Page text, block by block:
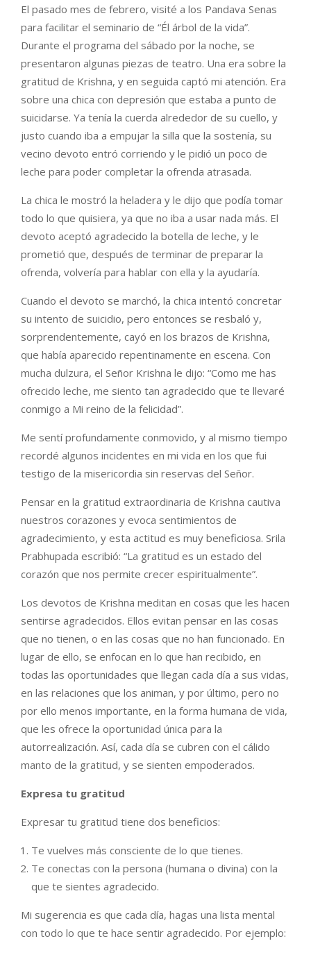
El pasado mes de febrero, visité a los Pandava Senas
para facilitar el seminario de “Él árbol de la vida”.
Durante el programa del sábado por la noche, se
presentaron algunas piezas de teatro. Una era sobre la
gratitud de Krishna, y en seguida captó mi atención. Era
sobre una chica con depresión que estaba a punto de
suicidarse. Ya tenía la cuerda alrededor de su cuello, y
justo cuando iba a empujar la silla que la sostenía, su
vecino devoto entró corriendo y le pidió un poco de
leche para poder completar la ofrenda atrasada.
La chica le mostró la heladera y le dijo que podía tomar
todo lo que quisiera, ya que no iba a usar nada más. El
devoto aceptó agradecido la botella de leche, y le
prometió que, después de terminar de preparar la
ofrenda, volvería para hablar con ella y la ayudaría.
Cuando el devoto se marchó, la chica intentó concretar
su intento de suicidio, pero entonces se resbaló y,
sorprendentemente, cayó en los brazos de Krishna,
que había aparecido repentinamente en escena. Con
mucha dulzura, el Señor Krishna le dijo: “Como me has
ofrecido leche, me siento tan agradecido que te llevaré
conmigo a Mi reino de la felicidad”.
Me sentí profundamente conmovido, y al mismo tiempo
recordé algunos incidentes en mi vida en los que fui
testigo de la misericordia sin reservas del Señor.
Pensar en la gratitud extraordinaria de Krishna cautiva
nuestros corazones y evoca sentimientos de
agradecimiento, y esta actitud es muy beneficiosa. Srila
Prabhupada escribió: “La gratitud es un estado del
corazón que nos permite crecer espiritualmente”.
Los devotos de Krishna meditan en cosas que les hacen
sentirse agradecidos. Ellos evitan pensar en las cosas
que no tienen, o en las cosas que no han funcionado. En
lugar de ello, se enfocan en lo que han recibido, en
todas las oportunidades que llegan cada día a sus vidas,
en las relaciones que los animan, y por último, pero no
por ello menos importante, en la forma humana de vida,
que les ofrece la oportunidad única para la
autorrealización. Así, cada día se cubren con el cálido
manto de la gratitud, y se sienten empoderados.
Expresa tu gratitud
Expresar tu gratitud tiene dos beneficios:
Te vuelves más consciente de lo que tienes.
Te conectas con la persona (humana o divina) con la
que te sientes agradecido.
Mi sugerencia es que cada día, hagas una lista mental
con todo lo que te hace sentir agradecido. Por ejemplo: